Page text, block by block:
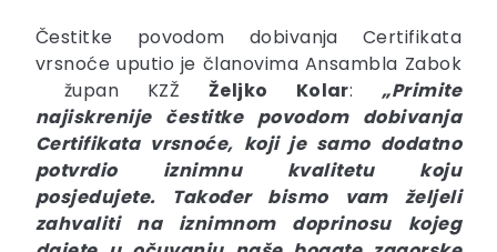
Čestitke povodom dobivanja Certifikata
vrsnoće uputio je članovima Ansambla Zabok
župan KZŽ Željko Kolar:„Primite
najiskrenije čestitke povodom dobivanja
Certifikata vrsnoće, koji je samo dodatno
potvrdio iznimnu kvalitetu koju
posjedujete. Također bismo vam željeli
zahvaliti na iznimnom doprinosu kojeg